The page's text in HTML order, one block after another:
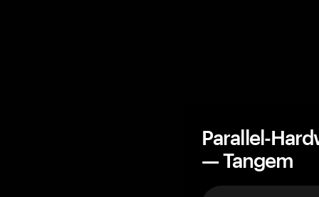
Parallel-
— Tangem